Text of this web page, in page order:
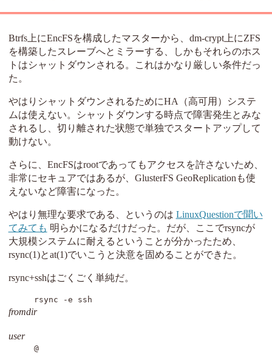
Btrfs上にEncFSを構成したマスターから、dm-crypt上にZFS
を構築したスレーブへとミラーする、しかもそれらのホス
トはシャットダウンされる。これはかなり厳しい条件だっ
た。
やはりシャットダウンされるためにHA（高可用）システ
ムは使えない。シャットダウンする時点で障害発生とみな
されるし、切り離された状態で単独でスタートアップして
動けない。
さらに、EncFSはrootであってもアクセスを許さないため、
非常にセキュアではあるが、GlusterFS GeoReplicationも使
えないなど障害になった。
やはり無理な要求である、というのは LinuxQuestionで聞い
てみても 明らかになるだけだった。だが、ここでrsyncが
大規模システムに耐えるということが分かったため、
rsync(1)とat(1)でいこうと決意を固めることができた。
rsync+sshはごくごく単純だ。
rsync -e ssh
fromdir
user
@